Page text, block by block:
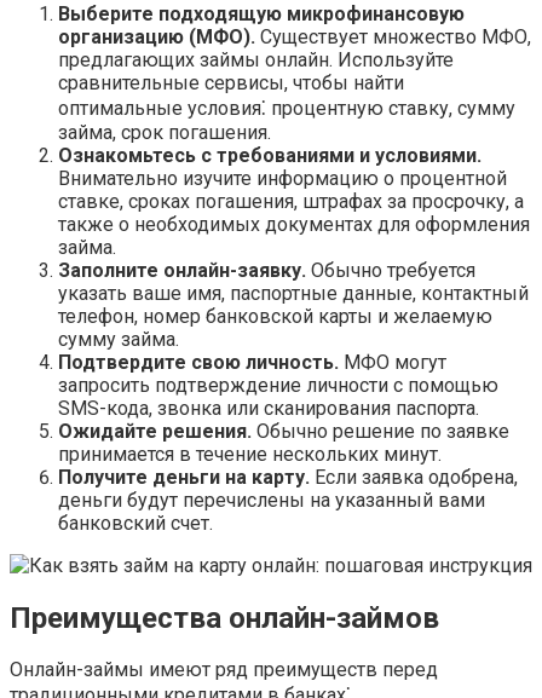
Выберите подходящую микрофинансовую
организацию (МФО). Существует множество МФО,
предлагающих займы онлайн. Используйте
сравнительные сервисы, чтобы найти
оптимальные условия⁚ процентную ставку, сумму
займа, срок погашения.
Ознакомьтесь с требованиями и условиями.
Внимательно изучите информацию о процентной
ставке, сроках погашения, штрафах за просрочку, а
также о необходимых документах для оформления
займа.
Заполните онлайн-заявку. Обычно требуется
указать ваше имя, паспортные данные, контактный
телефон, номер банковской карты и желаемую
сумму займа.
Подтвердите свою личность. МФО могут
запросить подтверждение личности с помощью
SMS-кода, звонка или сканирования паспорта.
Ожидайте решения. Обычно решение по заявке
принимается в течение нескольких минут.
Получите деньги на карту. Если заявка одобрена,
деньги будут перечислены на указанный вами
банковский счет.
Преимущества онлайн-займов
Онлайн-займы имеют ряд преимуществ перед